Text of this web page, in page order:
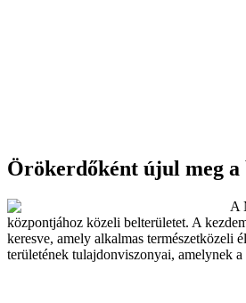
Örökerdőként újul meg
A
központjához közeli belterületet. A
keresve, amely alkalmas természetközeli
területének tulajdonviszonyai, amelynek a